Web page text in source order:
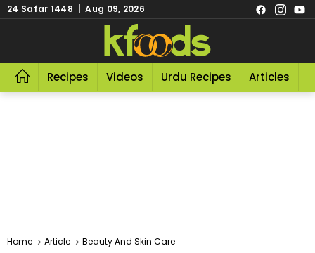
24 Safar 1448 | Aug 09, 2026
Recipes Videos Urdu Recipes Articles
Home Article Beauty And Skin Care